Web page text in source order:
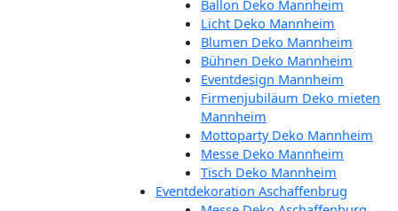
Ballon Deko Mannheim
Licht Deko Mannheim
Blumen Deko Mannheim
Bühnen Deko Mannheim
Eventdesign Mannheim
Firmenjubiläum Deko mieten
Mannheim
Mottoparty Deko Mannheim
Messe Deko Mannheim
Tisch Deko Mannheim
Eventdekoration Aschaffenbrug